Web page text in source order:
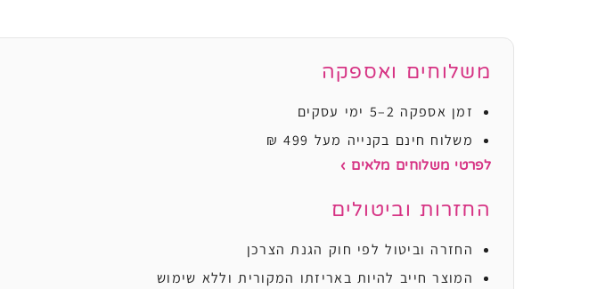
משלוחים ואספקה
זמן אספקה 2–5 ימי עסקים
משלוח חינם בקנייה מעל 499 ₪
לפרטי משלוחים מלאים ›
החזרות וביטולים
החזרה וביטול לפי חוק הגנת הצרכן
המוצר חייב להיות באריזתו המקורית וללא שימוש